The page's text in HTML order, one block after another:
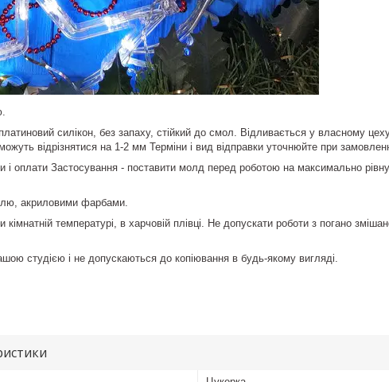
силікон, без запаху, стійкий до смол. Відливається у власному
відрізнятися на 1-2 мм Терміни і вид відправки уточнюйте при
і оплати Застосування - поставити молд перед роботою на максимально
акриловими фарбами.
кімнатній температурі, в харчовій плівці. Не допускати роботи з погано
студією і не допускаються до копіювання в будь-якому вигляді.